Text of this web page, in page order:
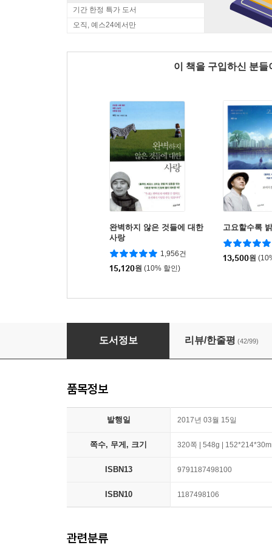
기간 한정 특가 도서
오직, 예스24에서만
이 책을 구입하신 분
완벽하지 않은 것들에 대한
사랑
1,956건
15,120원 (10% 할인)
고요할수록
13,500원
멈추면, 비로소 보이는 것들
도서정보 리뷰/한줄평 (42/99)
품목정보
발행일 2017년 03월 15일
쪽수, 무게, 크기 320쪽 | 548g |
ISBN13 9791187498100
ISBN10 1187498106
관련분류